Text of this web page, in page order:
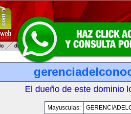
El dueño de este dominio
Mayusculas: